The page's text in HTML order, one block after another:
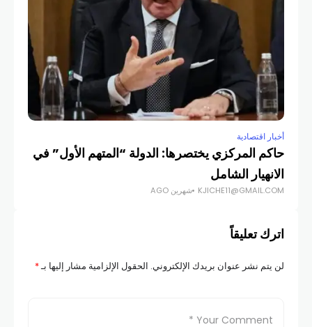
أخبار اقتصادية
حاكم المركزي يختصرها: الدولة “المتهم الأول” في
الانهيار الشامل
KJICHE11@GMAIL.COM شهرين AGO
اترك تعليقاً
لن يتم نشر عنوان بريدك الإلكتروني. الحقول الإلزامية مشار إليها بـ*